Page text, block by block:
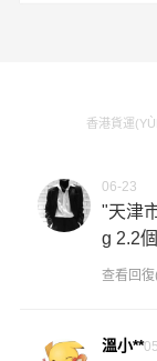
香港貨運
06-23
"天津
g 2.2
查看回復
溫小**